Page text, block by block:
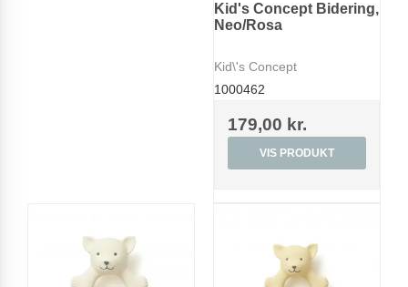
Kid's Concept Bidering,
Neo/Rosa
Kid\'s Concept
1000462
179,00 kr.
VIS PRODUKT